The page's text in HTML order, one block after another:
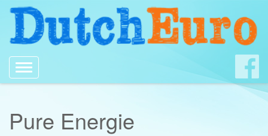
Toggle
navigation
Pure Energie